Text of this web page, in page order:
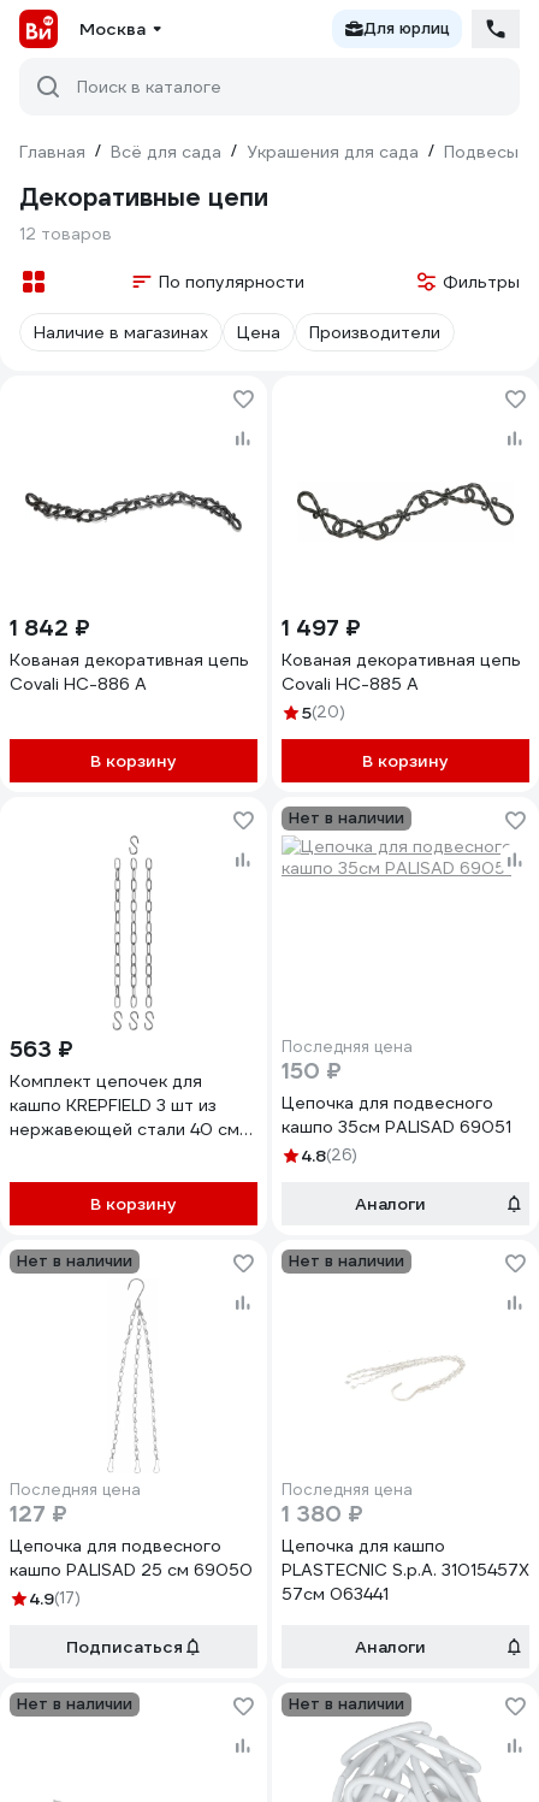
Москва Для юрлиц
Поиск в каталоге
Главная / Всё для сада / Украшения для сада / Подвесы
Декоративные цепи
12 товаров
По популярности Фильтры
Наличие в магазинах Цена Производители
1 842 ₽
Кованая декоративная цепь
Covali НС-886 А
В корзину
1 497 ₽
Кованая декоративная цепь
Covali НС-885 А
5(20)
В корзину
563 ₽
Комплект цепочек для
кашпо KREPFIELD 3 шт из
нержавеющей стали 40 см
В корзину
Нет в наличии
Последняя цена
150 ₽
Цепочка для подвесного
кашпо 35см PALISAD 69051
4.8(26)
Аналоги
Нет в наличии
Последняя цена
127 ₽
Цепочка для подвесного
кашпо PALISAD 25 см 69050
4.9(17)
Подписаться
Нет в наличии
Последняя цена
1 380 ₽
Цепочка для кашпо
PLASTECNIC S.p.A. 31015457X
57см 063441
Аналоги
Нет в наличии Нет в наличии